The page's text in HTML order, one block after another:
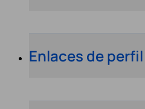
Enlaces de perfil